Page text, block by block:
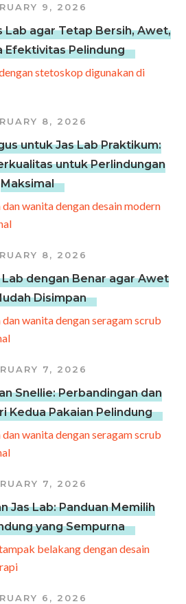
9, 2026
Lab agar Tetap Bersih, Awet,
Efektivitas Pelindung
8, 2026
untuk Jas Lab Praktikum:
untuk Perlindungan
Maksimal
8, 2026
Lab dengan Benar agar Awet
Disimpan
7, 2026
Snellie: Perbandingan dan
Kedua Pakaian Pelindung
7, 2026
Jas Lab: Panduan Memilih
yang Sempurna
6, 2026